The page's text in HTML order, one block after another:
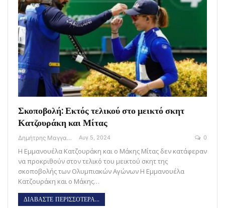
Σκοποβολή: Εκτός τελικού στο μεικτό σκητ
Κατζουράκη και Μίτας
Δημήτρης Μαγγανάρης Αυγ 5, 2024 0
H Εμμανουέλα Κατζουράκη και ο Μάκης Μίτας δεν κατάφεραν
να προκριθούν στον τελικό του μεικτού σκητ της
σκοποβολής των Ολυμπιακών Αγώνων Η Εμμανουέλα
Κατζουράκη και ο Μάκης…
ΔΙΑΒΑΣΤΕ ΠΕΡΙΣΣΟΤΕΡΑ...